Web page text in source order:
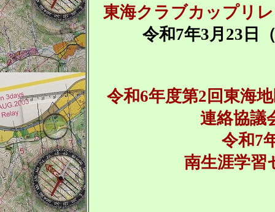
東海クラブカップリ
令和7年3月23日
令和6年度第2回東海
連絡協議
令和7
南生涯学習